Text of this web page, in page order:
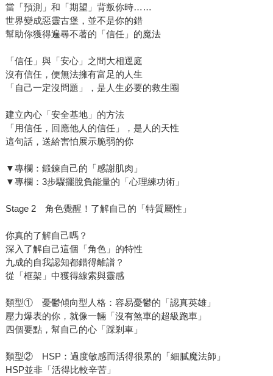
當「預測」和「期望」背叛你時……
世界變成惡靈古堡，並不是你的錯
幫助你獲得遍尋不著的「信任」的魔法
「信任」與「安心」之間大相逕庭
沒有信任，便無法擁有富足的人生
「自己一定沒問題」，是人生必要的救生圈
建立內心「安全基地」的方法
「用信任，回應他人的信任」，是人的天性
這句話，送給害怕展示脆弱的你
▼專欄：鍛鍊自己的「感謝肌肉」
▼專欄：3步驟擺脫負能量的「心理練功術」
Stage 2 角色覺醒！了解自己的「特質屬性」
你真的了解自己嗎？
深入了解自己這個「角色」的特性
九成的自我認知都錯得離譜？
從「框架」中獲得線索與靈感
類型① 憂鬱傾向型人格：容易憂鬱的「認真英雄」
壓力爆表的你，就像一輛「沒有煞車的超級跑車」
四個要點，幫自己的心「踩剎車」
類型② HSP：過度敏感而活得很累的「細膩魔法師」
HSP並非「活得比較辛苦」